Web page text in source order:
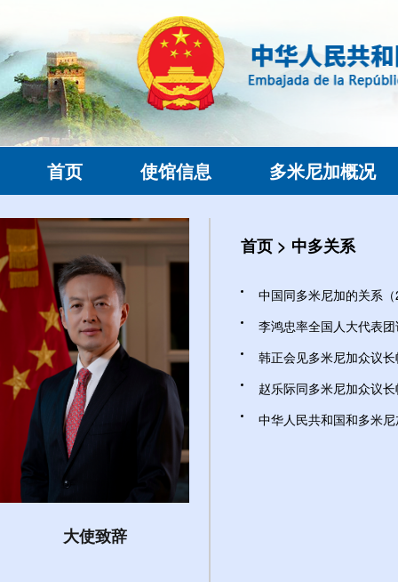
首页 使馆信息 多米尼加概况
大使致辞
首页 > 中多关系
中国同多米尼加的关系
李鸿忠率全国人大代表
韩正会见多米尼加众议
赵乐际同多米尼加众议
中华人民共和国和多米